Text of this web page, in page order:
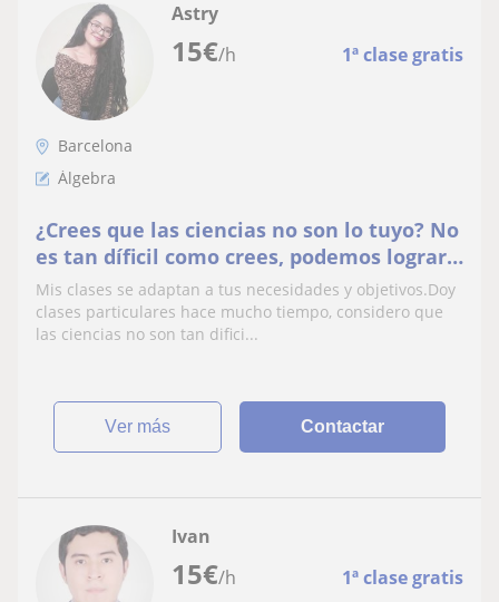
15€/h 1ª clase gratis
Astry
Barcelona
Álgebra
¿Crees que las ciencias no son lo tuyo? No
es tan díficil como crees, podemos lograr
grandes cosas si trabajamos juntos en
estas materias
Mis clases se adaptan a tus necesidades y objetivos.Doy
clases particulares hace mucho tiempo, considero que
las ciencias no son tan difici...
ver más Contactar
15€/h 1ª clase gratis
Ivan